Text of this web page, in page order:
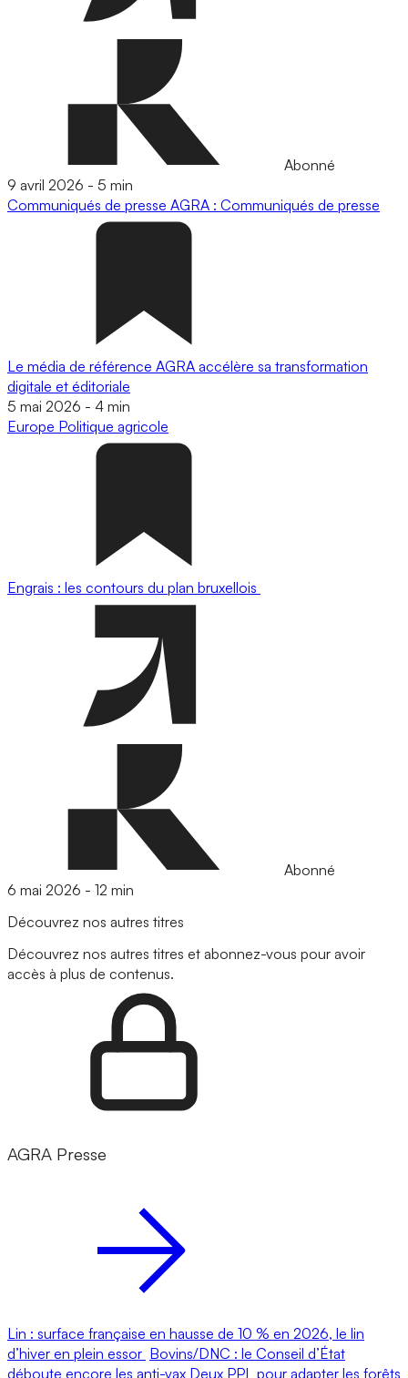
Abonné
9 avril 2026 - 5 min
Communiqués de presse AGRA : Communiqués de presse
Le média de référence AGRA accélère sa transformation
digitale et éditoriale
5 mai 2026 - 4 min
Europe Politique agricole
Engrais : les contours du plan bruxellois
Abonné
6 mai 2026 - 12 min
Découvrez nos autres titres
Découvrez nos autres titres et abonnez-vous pour avoir
accès à plus de contenus.
AGRA Presse
Lin : surface française en hausse de 10 % en 2026, le lin
d’hiver en plein essor Bovins/DNC : le Conseil d’État
déboute encore les anti-vax Deux PPL pour adapter les forêts